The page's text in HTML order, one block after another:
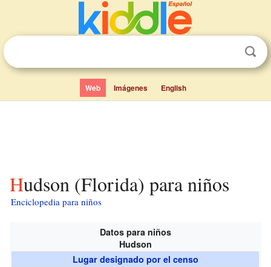
Web Imágenes English
Hudson (Florida) para niños
Enciclopedia para niños
Datos para niños
Hudson
Lugar designado por el censo